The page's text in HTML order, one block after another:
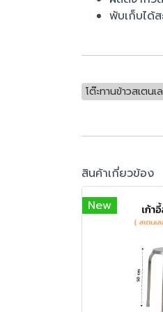
พับเก็บได้
โต๊ะทานข้าวสเตน
สินค้าเกี่ยวข้อง
New